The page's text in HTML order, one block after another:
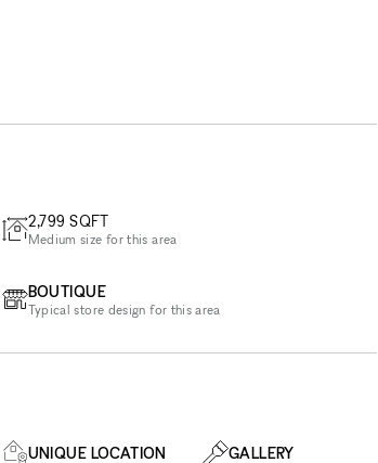
2,799 SQFT
Medium size for this area
BOUTIQUE
Typical store design for this area
UNIQUE LOCATION GALLERY